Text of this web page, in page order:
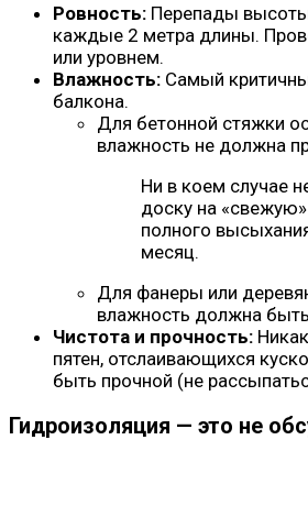
Ровность: Перепады
каждые 2 метра длины.
или уровнем.
Влажность: Самый
балкона.
Для бетонной стяжки
влажность не должна
Ни в коем случае
доску на
полного
месяц.
Для фанеры или
влажность должна
Чистота и прочность:
пятен, отслаивающихся
быть прочной (не
Гидроизоляция — это не